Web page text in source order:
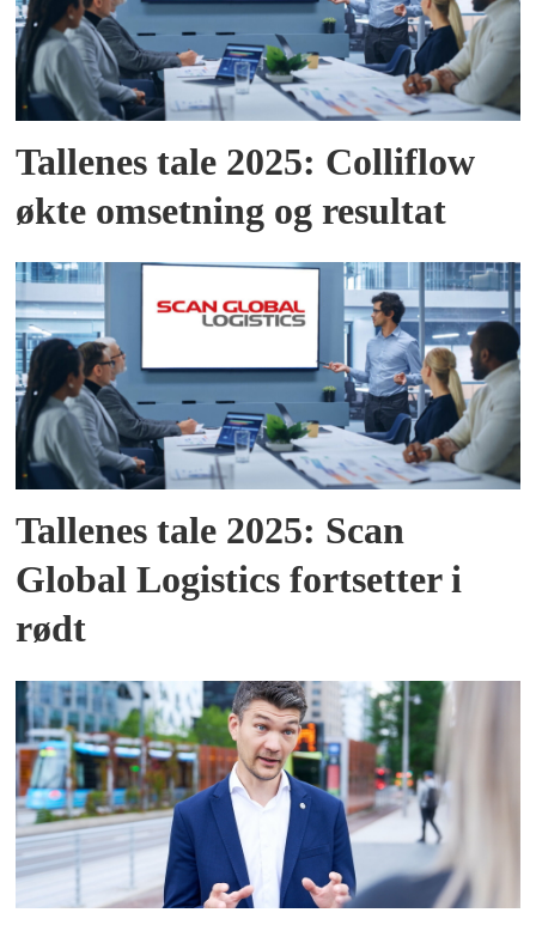
Tallenes tale 2025: Colliflow
økte omsetning og resultat
Tallenes tale 2025: Scan
Global Logistics fortsetter i
rødt